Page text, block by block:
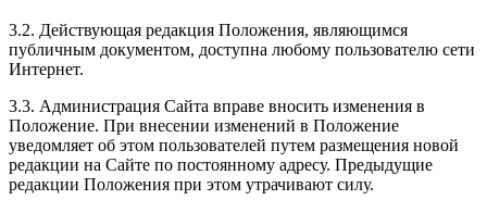
3.2. Действующая редакция Положения, являющимся
публичным документом, доступна любому пользователю сети
Интернет.
3.3. Администрация Сайта вправе вносить изменения в
Положение. При внесении изменений в Положение
уведомляет об этом пользователей путем размещения новой
редакции на Сайте по постоянному адресу. Предыдущие
редакции Положения при этом утрачивают силу.